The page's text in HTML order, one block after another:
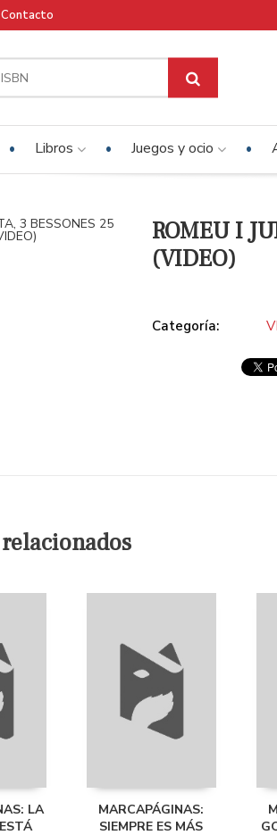
Contacto
Libros Juegos y ocio
ROMEU I
(VIDEO)
Categoría:
LA
MARCAPÁGINAS:
SIEMPRE ES MÁS